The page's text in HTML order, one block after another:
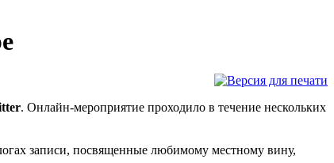
. Онлайн-мероприятие проходило в течение нескольких
записи, посвященные любимому местному вину,